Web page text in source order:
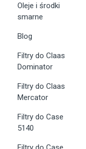
Oleje i środki
smarne
Blog
Filtry do Claas
Dominator
Filtry do Claas
Mercator
Filtry do Case
5140